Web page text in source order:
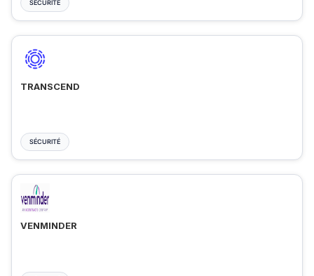
SÉCURITÉ
TRANSCEND
SÉCURITÉ
VENMINDER